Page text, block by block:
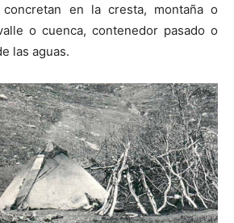
en la cresta, montaña o
o cuenca, contenedor pasado o
las aguas.